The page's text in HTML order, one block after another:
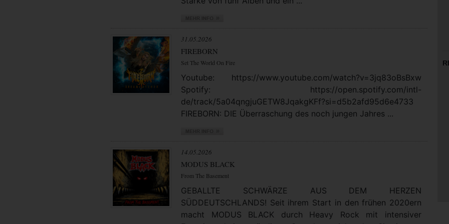
31.05.2026
FIREBORN
Set The World On Fire
Youtube: https://www.youtube.com/watch?v=3jq83oBsBxw
Spotify: https://open.spotify.com/intl-
de/track/5a04qngjuGETW8JqakgKFf?si=d5b2afd95d6e4733
FIREBORN: DIE Überraschung des noch jungen Jahres ...
14.05.2026
MODUS BLACK
From The Basement
GEBALLTE SCHWÄRZE AUS DEM HERZEN
SÜDDEUTSCHLANDS! Seit ihrem Start in den frühen 2020ern
macht MODUS BLACK durch Heavy Rock mit intensiver